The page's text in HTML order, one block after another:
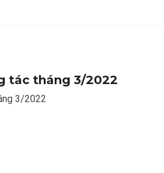
tác tháng 3/2022
3/2022